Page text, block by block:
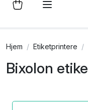
Hjem Etiketprintere
Bixolon